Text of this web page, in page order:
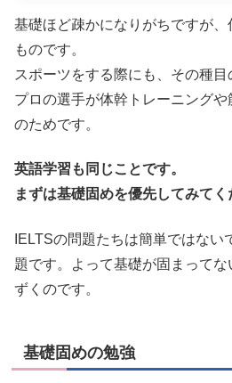
基礎ほど疎かになりがちですが
ものです。
スポーツをする際にも、その種目
プロの選手が体幹トレーニング
のためです。
英語学習も同じことです。
まずは基礎固めを優先してみてく
IELTSの問題たちは簡単ではない
題です。よって基礎が固まってな
ずくのです。
基礎固めの勉強